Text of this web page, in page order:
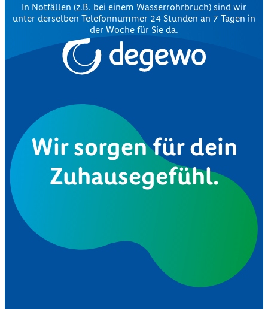
In Notfällen (z.B. bei einem Wasserrohrbruch) sind wir
unter derselben Telefonnummer 24 Stunden an 7 Tagen in
der Woche für Sie da.
Wir sorgen für dein
Zuhausegefühl.